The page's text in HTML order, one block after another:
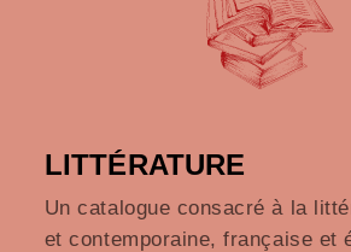
LITTÉRATURE
Un catalogue consacré à la
et contemporaine, française et